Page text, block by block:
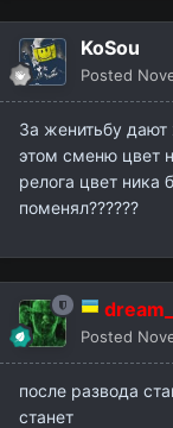
KoSou
Posted
За женитьбу
этом сменю цвет
релога цвет ника
поменял??????
Posted
после развода
станет